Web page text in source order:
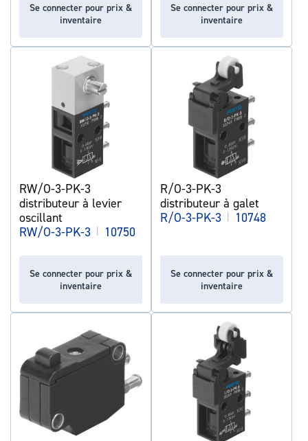
Se connecter pour prix &
inventaire
Se connecter pour prix &
inventaire
RW/O-3-PK-3
distributeur à levier
oscillant
RW/O-3-PK-3 | 10750
Se connecter pour prix &
inventaire
R/O-3-PK-3
distributeur à galet
R/O-3-PK-3 | 10748
Se connecter pour prix &
inventaire